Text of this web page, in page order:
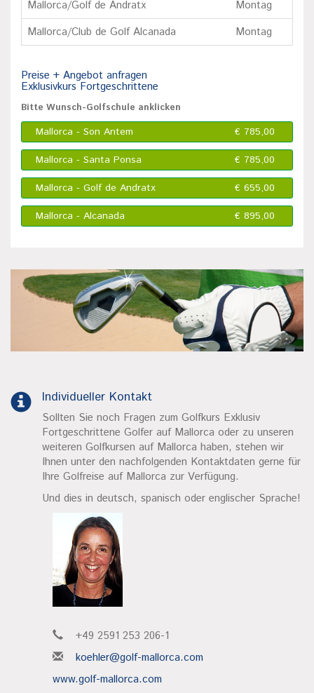
Mallorca/Golf de Andratx
Montag
Mallorca/Club de Golf Alcanada
Montag
Preise + Angebot anfragen
Exklusivkurs Fortgeschrittene
Bitte Wunsch-Golfschule anklicken
€ 785,00
Mallorca - Son Antem
€ 785,00
Mallorca - Santa Ponsa
€ 655,00
Mallorca - Golf de Andratx
€ 895,00
Mallorca - Alcanada
Individueller Kontakt
Sollten Sie noch Fragen zum Golfkurs Exklusiv
Fortgeschrittene Golfer auf Mallorca oder zu unseren
weiteren Golfkursen auf Mallorca haben, stehen wir
Ihnen unter den nachfolgenden Kontaktdaten gerne für
Ihre Golfreise auf Mallorca zur Verfügung.
Und dies in deutsch, spanisch oder englischer Sprache!
+49 2591 253 206-1
koehler@golf-mallorca.com
www.golf-mallorca.com